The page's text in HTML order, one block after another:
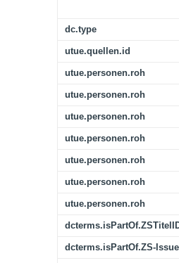
dc.type
utue.quellen.id
utue.personen.roh
utue.personen.roh
utue.personen.roh
utue.personen.roh
utue.personen.roh
utue.personen.roh
utue.personen.roh
dcterms.isPartOf.ZS-Issue